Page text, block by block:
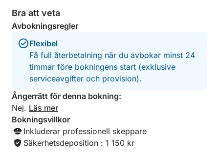
Bra att veta
Avbokningsregler
Flexibel
Få full återbetalning när du avbokar minst 24
timmar före bokningens start (exklusive
serviceavgifter och provision).
Ångerrätt för denna bokning:
Nej. Läs mer
Bokningsvillkor
Inkluderar professionell skeppare
Säkerhetsdeposition : 1 150 kr